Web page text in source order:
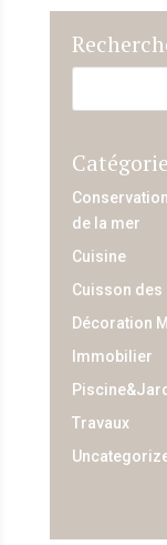
de la mer
Cuisine
Cuisson
Décoration
Immobilier
Travaux